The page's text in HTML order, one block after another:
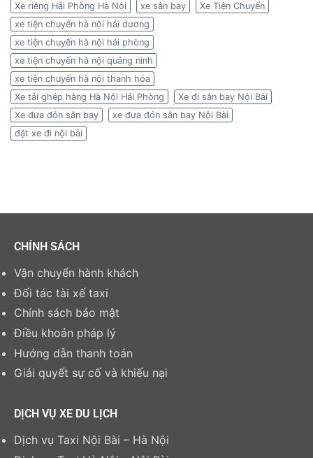
Xe riêng Hải Phòng Hà Nội
xe sân bay
Xe Tiện Chuyến
xe tiện chuyến hà nội hải dương
xe tiện chuyến hà nội hải phòng
xe tiện chuyến hà nội quảng ninh
xe tiện chuyến hà nội thanh hóa
Xe tải ghép hàng Hà Nội Hải Phòng
Xe đi sân bay Nội Bài
Xe đưa đón sân bay
xe đưa đón sân bay Nội Bài
đặt xe đi nội bài
CHÍNH SÁCH
Vận chuyển hành khách
Đối tác tài xế taxi
Chính sách bảo mật
Điều khoản pháp lý
Hướng dẫn thanh toán
Giải quyết sự cố và khiếu nại
DỊCH VỤ XE DU LỊCH
Dịch vụ Taxi Nội Bài – Hà Nội